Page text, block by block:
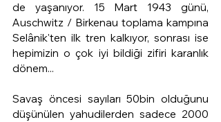
de yaşanıyor. 15 Mart 1943 günü,
Auschwitz / Birkenau toplama kampına
Selânik'ten ilk tren kalkıyor, sonrası ise
hepimizin o çok iyi bildiği zifiri karanlık
dönem...
Savaş öncesi sayıları 50bin olduğunu
düşünülen yahudilerden sadece 2000